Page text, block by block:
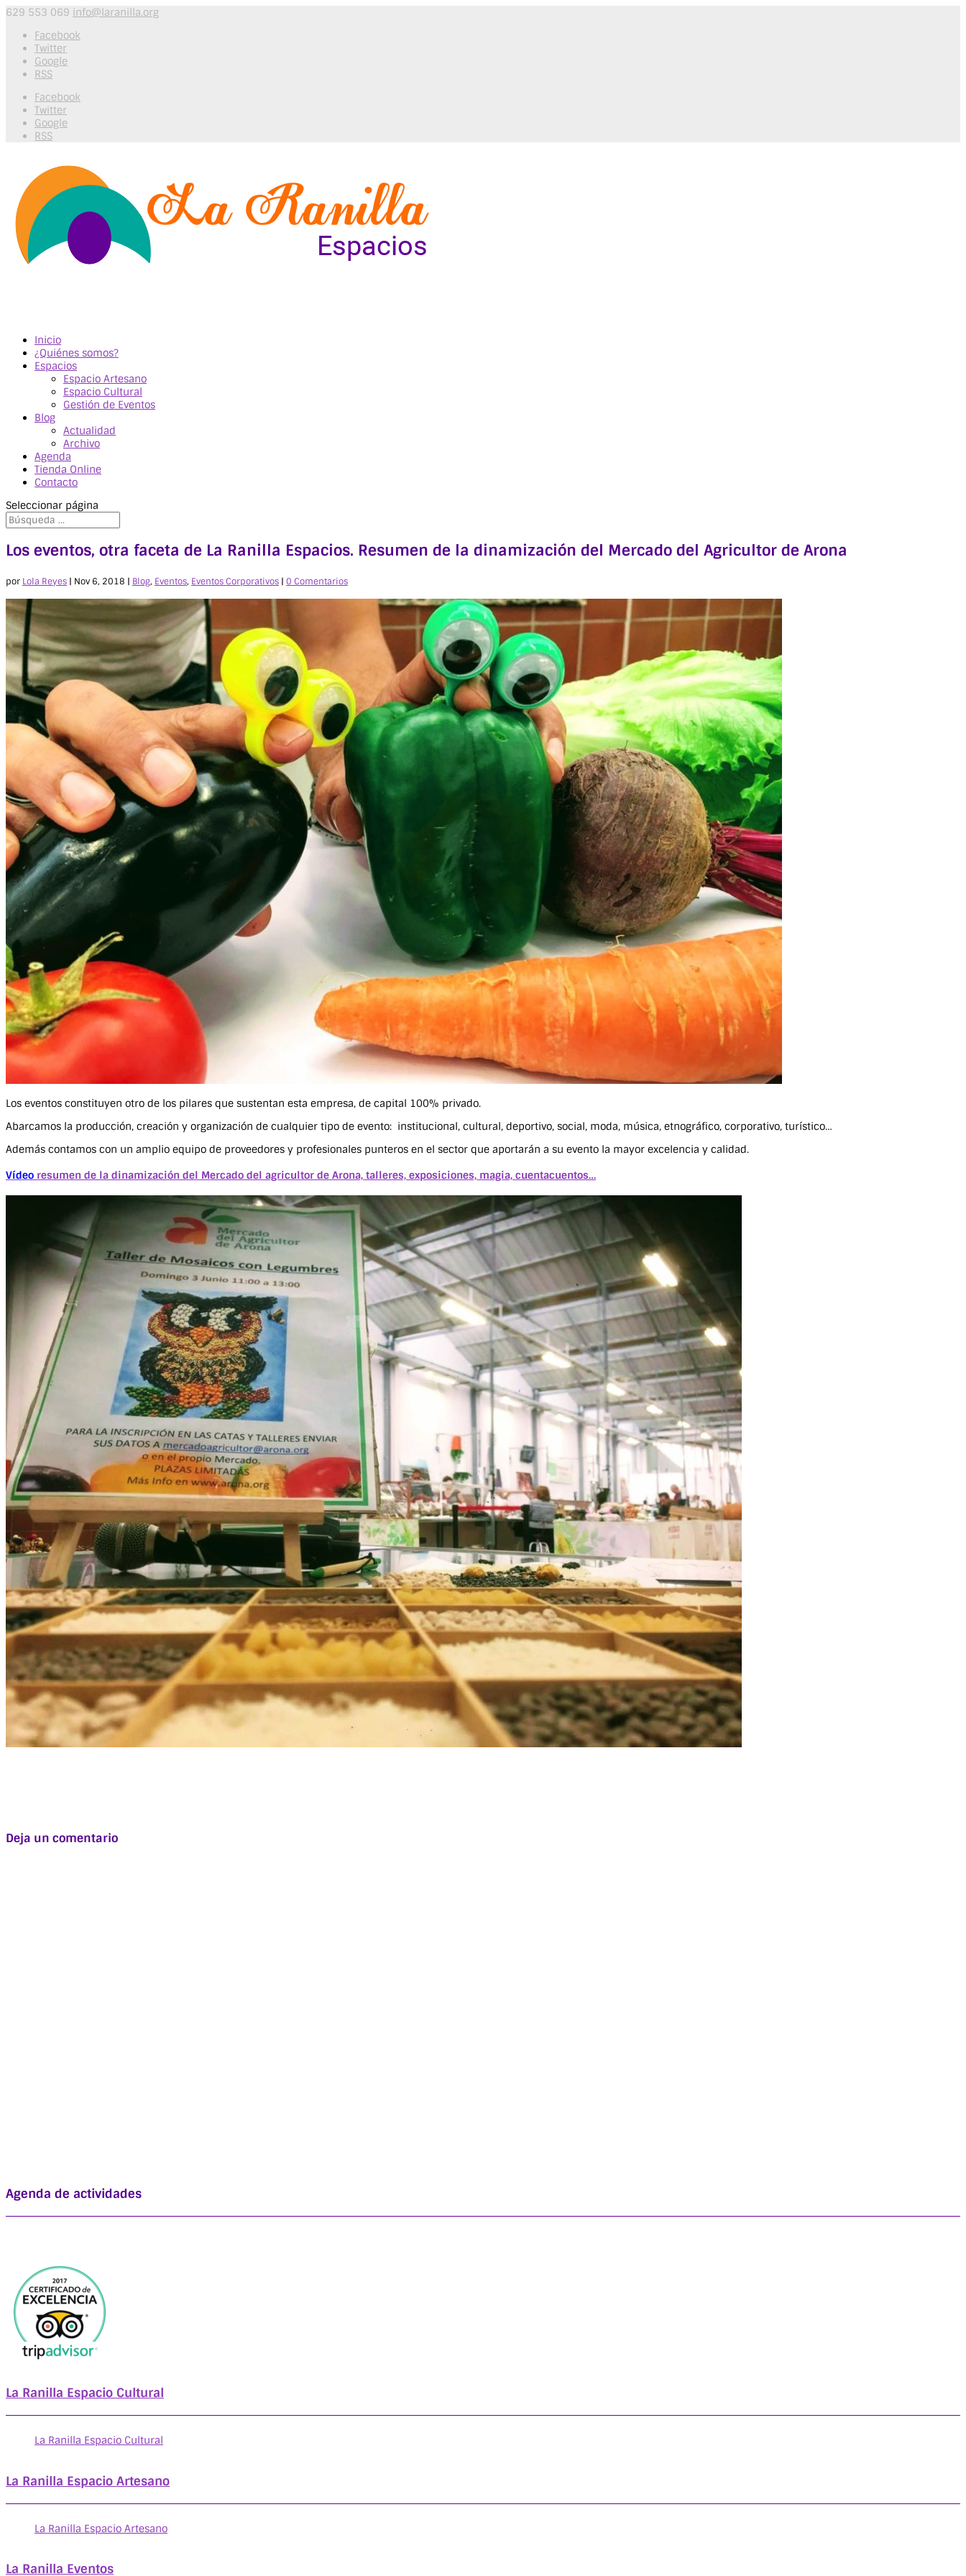
629 553 069 info@laranilla.org
Facebook
Twitter
Google
RSS
Facebook
Twitter
Google
RSS
Inicio
¿Quiénes somos?
Espacios
Espacio Artesano
Espacio Cultural
Gestión de Eventos
Blog
Actualidad
Archivo
Agenda
Tienda Online
Contacto
Seleccionar página
Los eventos, otra faceta de La Ranilla Espacios. Resumen de la dinamización del Mercado del Agricultor de Arona
por Lola Reyes | Nov 6, 2018 | Blog, Eventos, Eventos Corporativos | 0 Comentarios
Los eventos constituyen otro de los pilares que sustentan esta empresa, de capital 100% privado.
Abarcamos la producción, creación y organización de cualquier tipo de evento: institucional, cultural, deportivo, social, moda, música, etnográfico, corporativo, turístico…
Además contamos con un amplio equipo de proveedores y profesionales punteros en el sector que aportarán a su evento la mayor excelencia y calidad.
Vídeo resumen de la dinamización del Mercado del agricultor de Arona, talleres, exposiciones, magia, cuentacuentos…
Deja un comentario
Agenda de actividades
La Ranilla Espacio Cultural
La Ranilla Espacio Cultural
La Ranilla Espacio Artesano
La Ranilla Espacio Artesano
La Ranilla Eventos